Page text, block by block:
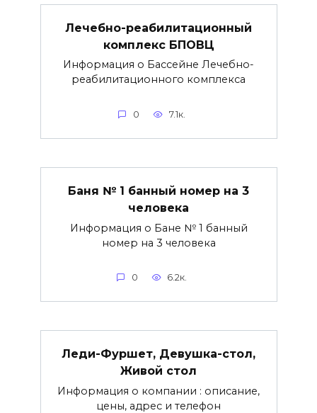
Лечебно-реабилитационный
комплекс БПОВЦ
Информация о Бассейне Лечебно-
реабилитационного комплекса
0 7.1к.
Баня № 1 банный номер на 3
человека
Информация о Бане № 1 банный
номер на 3 человека
0 6.2к.
Леди-Фуршет, Девушка-стол,
Живой стол
Информация о компании : описание,
цены, адрес и телефон